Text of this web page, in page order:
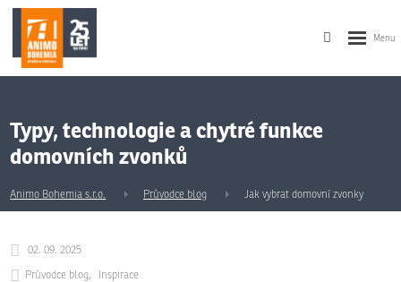
Typy, technologie a chytré funkce
domovních zvonků
Animo Bohemia s.r.o. Průvodce blog Jak vybrat domovní zvonky
02. 09. 2025
Průvodce blog
Inspirace